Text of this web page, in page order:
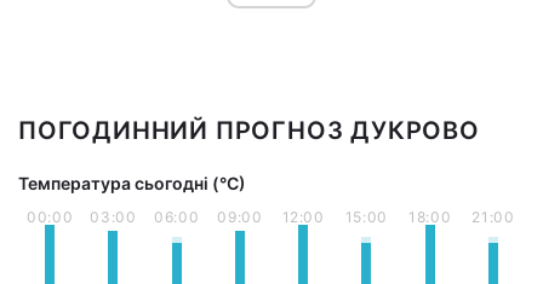
ПОГОДИННИЙ ПРОГНОЗ ДУКРОВО
Температура сьогодні (°С)
00:00 03:00 06:00 09:00 12:00 15:00 18:00 21:00